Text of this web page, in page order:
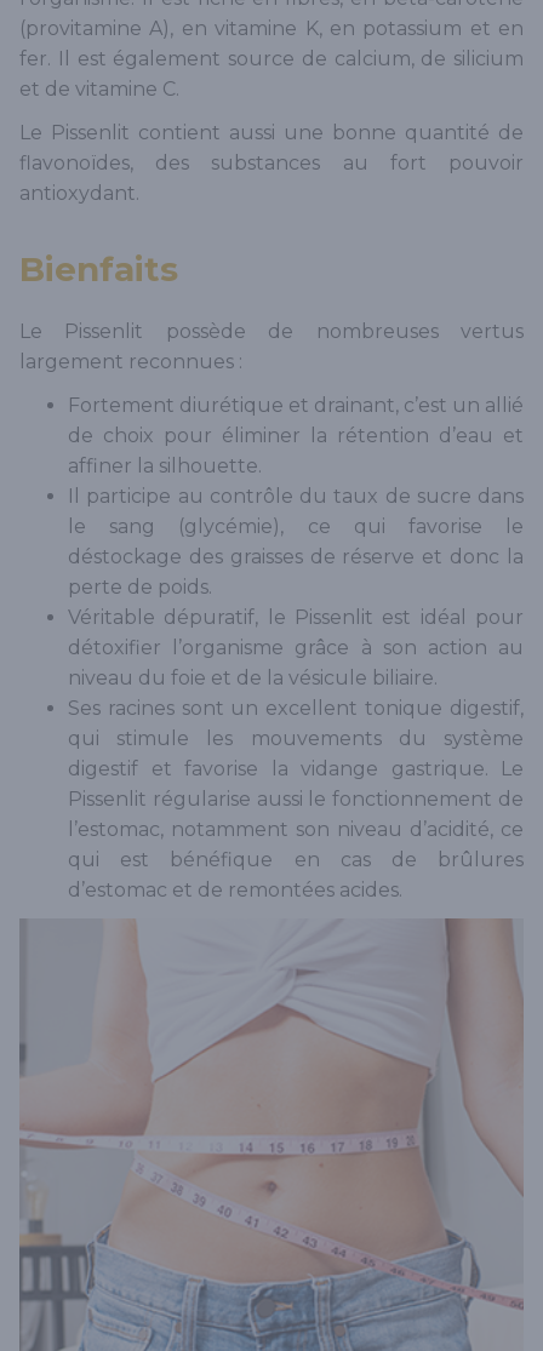
(provitamine A), en vitamine K, en potassium et en
fer. Il est également source de calcium, de silicium
et de vitamine C.
Le Pissenlit contient aussi une bonne quantité de
flavonoïdes, des substances au fort pouvoir
antioxydant.
Bienfaits
Le Pissenlit possède de nombreuses vertus
largement reconnues :
Fortement diurétique et drainant, c’est un allié
de choix pour éliminer la rétention d’eau et
affiner la silhouette.
Il participe au contrôle du taux de sucre dans
le sang (glycémie), ce qui favorise le
déstockage des graisses de réserve et donc la
perte de poids.
Véritable dépuratif, le Pissenlit est idéal pour
détoxifier l’organisme grâce à son action au
niveau du foie et de la vésicule biliaire.
Ses racines sont un excellent tonique digestif,
qui stimule les mouvements du système
digestif et favorise la vidange gastrique. Le
Pissenlit régularise aussi le fonctionnement de
l’estomac, notamment son niveau d’acidité, ce
qui est bénéfique en cas de brûlures
d’estomac et de remontées acides.